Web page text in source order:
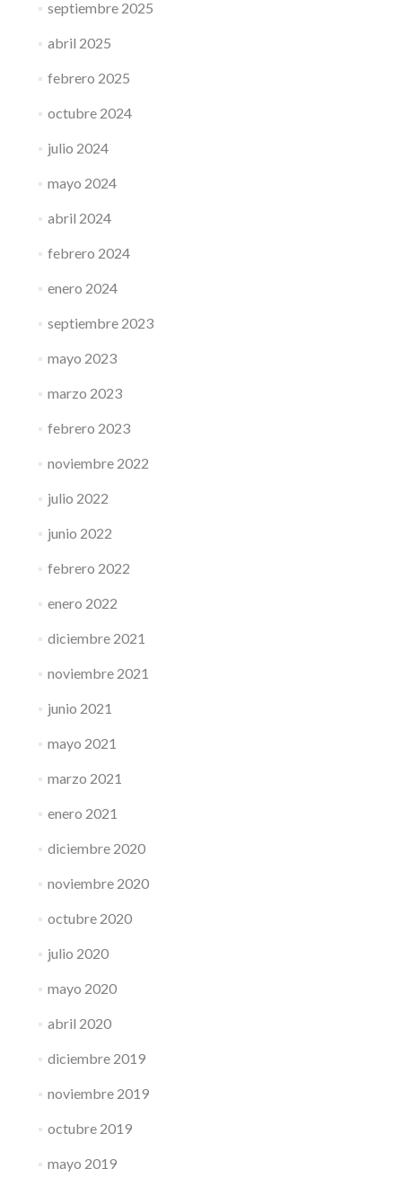
septiembre 2025
abril 2025
febrero 2025
octubre 2024
julio 2024
mayo 2024
abril 2024
febrero 2024
enero 2024
septiembre 2023
mayo 2023
marzo 2023
febrero 2023
noviembre 2022
julio 2022
junio 2022
febrero 2022
enero 2022
diciembre 2021
noviembre 2021
junio 2021
mayo 2021
marzo 2021
enero 2021
diciembre 2020
noviembre 2020
octubre 2020
julio 2020
mayo 2020
abril 2020
diciembre 2019
noviembre 2019
octubre 2019
mayo 2019